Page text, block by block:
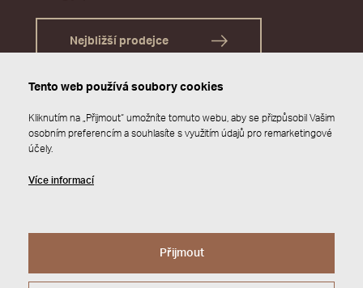
Nejbližší prodejce
© 2026 JAP FUTURE s.r.o.
Zásady ochrany osobních údajů
Tento web používá soubory cookies
Kliknutím na „Přijmout“ umožníte tomuto webu, aby se přizpůsobil Vašim
osobním preferencím a souhlasíte s využitím údajů pro remarketingové
účely.
Více informací
Přijmout